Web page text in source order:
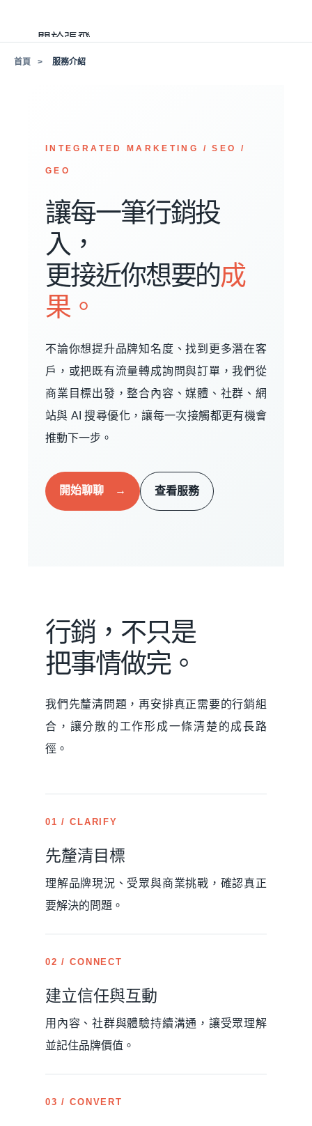
關於張飛
加入我們
首頁 服務介紹
INTEGRATED MARKETING / SEO /
GEO
讓每一筆行銷投
入，
更接近你想要的成
果。
不論你想提升品牌知名度、找到更多潛在客
戶，或把既有流量轉成詢問與訂單，我們從
商業目標出發，整合內容、媒體、社群、網
站與 AI 搜尋優化，讓每一次接觸都更有機會
推動下一步。
開始聊聊 → 查看服務
行銷，不只是
把事情做完。
我們先釐清問題，再安排真正需要的行銷組
合，讓分散的工作形成一條清楚的成長路
徑。
01 / CLARIFY
先釐清目標
理解品牌現況、受眾與商業挑戰，確認真正
要解決的問題。
02 / CONNECT
建立信任與互動
用內容、社群與體驗持續溝通，讓受眾理解
並記住品牌價值。
03 / CONVERT